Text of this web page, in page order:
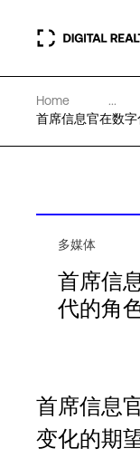
数据中心
专业知识和资源
Language
Home ...
首席信息官在数
多媒体
首席信
代的角
首席信息
变化的期